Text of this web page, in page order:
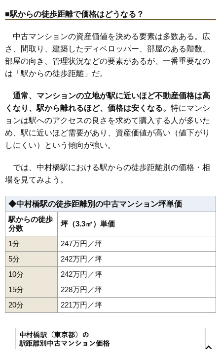
マンションナビで
無料一括査定をする
上石神井ハイム3号棟
住所 東京都練馬区石神井台4丁目
相場 4,940万円～5,340万円
(49.4万円/㎡~53.4万円/㎡)
マンションナビで
無料一括査定をする
ブリリアシティ石神井台
住所 東京都練馬区石神井台4丁目
交通 上石神井駅（10分）
相場 6,710万円～7,110万円
(94.5万円/㎡~100.1万円/㎡)
マンションナビで
無料一括査定をする
光が丘パークタウンゆりの木通り南
住所 東京都練馬区光が丘1丁目
交通 下赤塚駅（9分）、成増駅（10分）
相場 4,580万円～4,880万円
(62.7万円/㎡~66.8万円/㎡)
35 光が丘 248万円
37 三原台 247万円 4,684万円 54.4%
38 4,293万円
39 土支田 233万円
41 南大泉 219万円 3,942万円 61.9%
42 大泉学園町 217万円 3,909万円 64.2%
43 194万円 3,107万円
大泉町 158万円
17 大泉学園駅 253万円
■駅からの徒歩距離で価格はどうなる？
中古マンションの資産価値を決める要素は多数ある。広
さ、間取り、建築したディベロッパー、部屋のある階数、
部屋の向き、管理状況などの要素があるが、一番重要なの
は「駅からの徒歩距離」だ。
通常、マンションの立地が駅に近いほど不動産価格は高
くなり、駅から離れるほど、価格は安くなる。 特にマンシ
ョンは駅へのアクセスの良さを求めて購入する人が多いた
め、駅に近いほど需要があり、資産価値が高い（値下がり
しにくい）という傾向が強い。
では、中村橋駅における駅からの徒歩距離別の価格・相
場を見てみよう。
◆中村橋駅の徒歩距離別の中古マンション坪単価
駅からの徒歩
分数
坪（3.3㎡）単価
1分
247万円／坪
5分
242万円／坪
10分
242万円／坪
15分
228万円／坪
20分
221万円／坪
旭丘旭町大泉学園町大泉町春日町